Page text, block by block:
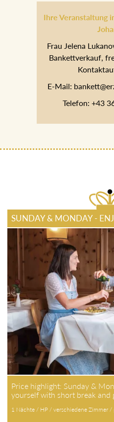
Ihre
Frau Jelena
Bankettverkauf,
E-Mail:
Telefon: +43
SUNDAY & MONDAY -
Price highlight: Sunday &
yourself with short break and
1 Nächte / HP / verschiedene Zimmer /